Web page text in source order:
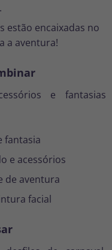
estão encaixadas no
a aventura!
e fantasias
fantasia
e acessórios
de aventura
facial